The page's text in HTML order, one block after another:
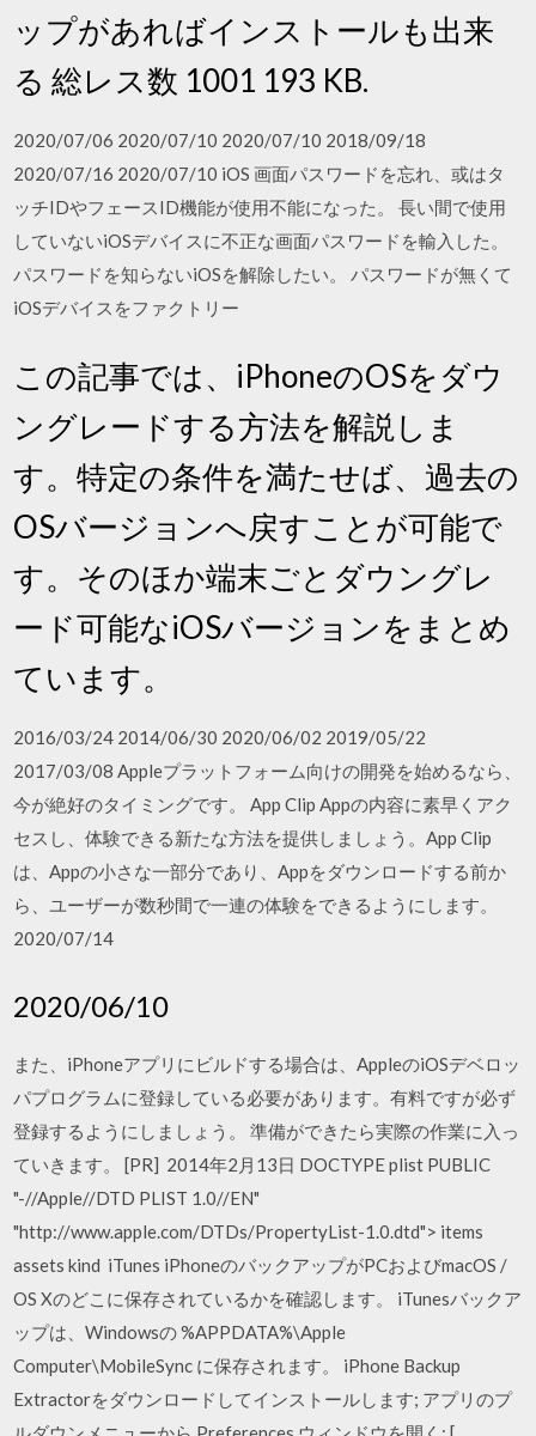
ップがあればインストールも出来
る 総レス数 1001 193 KB.
2020/07/06 2020/07/10 2020/07/10 2018/09/18
2020/07/16 2020/07/10 iOS 画面パスワードを忘れ、或はタ
ッチIDやフェースID機能が使用不能になった。 長い間で使用
していないiOSデバイスに不正な画面パスワードを輸入した。
パスワードを知らないiOSを解除したい。 パスワードが無くて
iOSデバイスをファクトリー
この記事では、iPhoneのOSをダウ
ングレードする方法を解説しま
す。特定の条件を満たせば、過去の
OSバージョンへ戻すことが可能で
す。そのほか端末ごとダウングレ
ード可能なiOSバージョンをまとめ
ています。
2016/03/24 2014/06/30 2020/06/02 2019/05/22
2017/03/08 Appleプラットフォーム向けの開発を始めるなら、
今が絶好のタイミングです。 App Clip Appの内容に素早くアク
セスし、体験できる新たな方法を提供しましょう。App Clip
は、Appの小さな一部分であり、Appをダウンロードする前か
ら、ユーザーが数秒間で一連の体験をできるようにします。
2020/07/14
2020/06/10
また、iPhoneアプリにビルドする場合は、AppleのiOSデベロッ
パプログラムに登録している必要があります。有料ですが必ず
登録するようにしましょう。 準備ができたら実際の作業に入っ
ていきます。 [PR] 2014年2月13日 DOCTYPE plist PUBLIC
"-//Apple//DTD PLIST 1.0//EN"
"http://www.apple.com/DTDs/PropertyList-1.0.dtd"> items
assets kind iTunes iPhoneのバックアップがPCおよびmacOS /
OS Xのどこに保存されているかを確認します。 iTunesバックア
ップは、Windowsの %APPDATA%\Apple
Computer\MobileSync に保存されます。 iPhone Backup
Extractorをダウンロードしてインストールします; アプリのプ